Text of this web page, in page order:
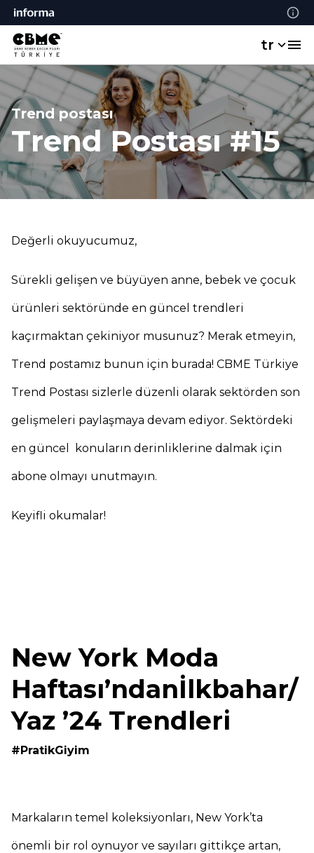
tr
Trend postası
Trend Postası #15
Değerli okuyucumuz,
Sürekli gelişen ve büyüyen anne, bebek ve çocuk
ürünleri sektöründe en güncel trendleri
kaçırmaktan çekiniyor musunuz? Merak etmeyin,
Trend postamız bunun için burada! CBME Türkiye
Trend Postası sizlerle düzenli olarak sektörden son
gelişmeleri paylaşmaya devam ediyor. Sektördeki
en güncel konuların derinliklerine dalmak için
abone olmayı unutmayın.
Keyifli okumalar!
New York Moda
Haftası’ndanİlkbahar/
Yaz ’24 Trendleri
#PratikGiyim
Markaların temel koleksiyonları, New York’ta
önemli bir rol oynuyor ve sayıları gittikçe artan,